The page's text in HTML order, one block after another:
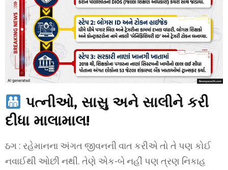
પત્નીઓ, સાસુ અને સાલીને કરી
દીધા માલામાલ!
ઠગ : રહેમાનના અંગત જીવનની વાત કરીએ તો તે પણ કોઈ
નવાઈથી ઓછી નથી. તેણે એક-બે નહીં પણ ત્રણ નિકાહ